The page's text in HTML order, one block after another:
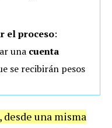
el proceso:
una cuenta
se recibirán pesos
, desde una misma